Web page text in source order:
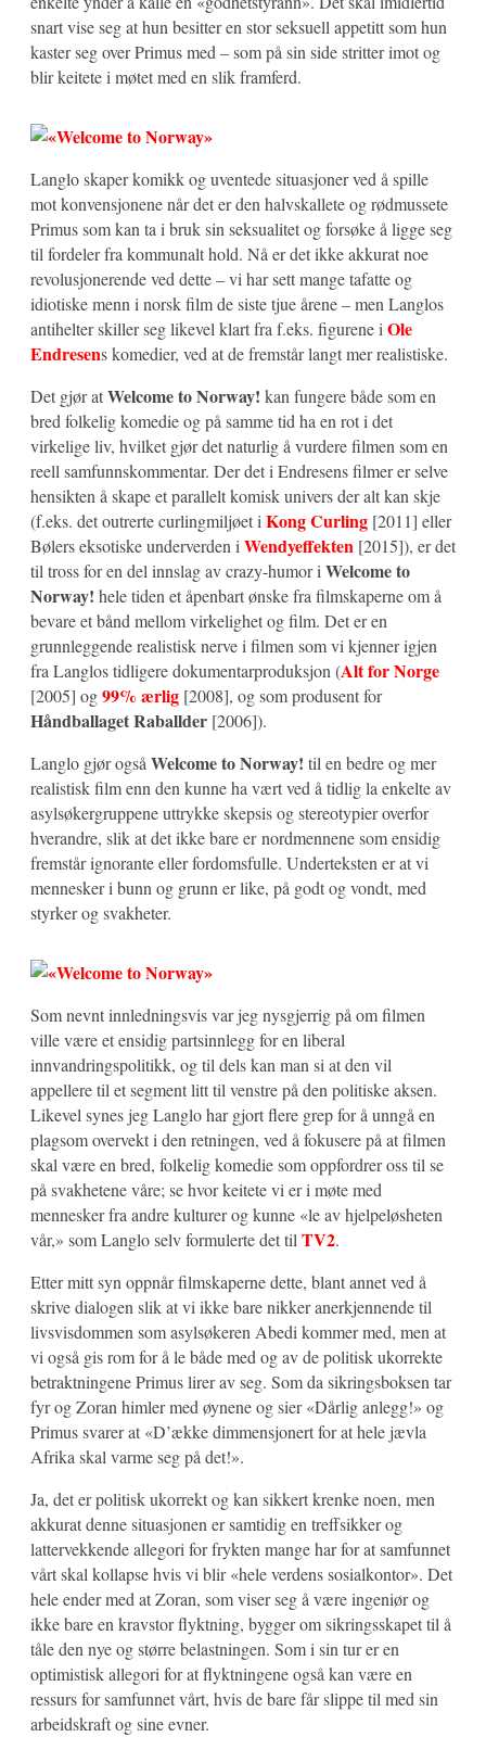
snart vise seg at hun besitter en stor seksuell appetitt som hun
kaster seg over Primus med – som på sin side stritter imot og
blir keitete i møtet med en slik framferd.
Langlo skaper komikk og uventede situasjoner ved å spille
mot konvensjonene når det er den halvskallete og rødmussete
Primus som kan ta i bruk sin seksualitet og forsøke å ligge seg
til fordeler fra kommunalt hold. Nå er det ikke akkurat noe
revolusjonerende ved dette – vi har sett mange tafatte og
idiotiske menn i norsk film de siste tjue årene – men Langlos
antihelter skiller seg likevel klart fra f.eks. figurene iOle
Endresens komedier, ved at de fremstår langt mer realistiske.
Det gjør atWelcome to Norway! kan fungere både som en
bred folkelig komedie og på samme tid ha en rot i det
virkelige liv, hvilket gjør det naturlig å vurdere filmen som en
reell samfunnskommentar. Der det i Endresens filmer er selve
hensikten å skape et parallelt komisk univers der alt kan skje
(f.eks. det outrerte curlingmiljøet iKong Curling [2011] eller
Bølers eksotiske underverden iWendyeffekten [2015]), er det
til tross for en del innslag av crazy-humor iWelcome to
Norway! hele tiden et åpenbart ønske fra filmskaperne om å
bevare et bånd mellom virkelighet og film. Det er en
grunnleggende realistisk nerve i filmen som vi kjenner igjen
fra Langlos tidligere dokumentarproduksjon (Alt for Norge
[2005] og99% ærlig [2008], og som produsent for
Håndballaget Raballder [2006]).
Langlo gjør ogsåWelcome to Norway! til en bedre og mer
realistisk film enn den kunne ha vært ved å tidlig la enkelte av
asylsøkergruppene uttrykke skepsis og stereotypier overfor
hverandre, slik at det ikke bare er nordmennene som ensidig
fremstår ignorante eller fordomsfulle. Underteksten er at vi
mennesker i bunn og grunn er like, på godt og vondt, med
styrker og svakheter.
Som nevnt innledningsvis var jeg nysgjerrig på om filmen
ville være et ensidig partsinnlegg for en liberal
innvandringspolitikk, og til dels kan man si at den vil
appellere til et segment litt til venstre på den politiske aksen.
Likevel synes jeg Langlo har gjort flere grep for å unngå en
plagsom overvekt i den retningen, ved å fokusere på at filmen
skal være en bred, folkelig komedie som oppfordrer oss til se
på svakhetene våre; se hvor keitete vi er i møte med
mennesker fra andre kulturer og kunne «le av hjelpeløsheten
vår,» som Langlo selv formulerte det tilTV2.
Etter mitt syn oppnår filmskaperne dette, blant annet ved å
skrive dialogen slik at vi ikke bare nikker anerkjennende til
livsvisdommen som asylsøkeren Abedi kommer med, men at
vi også gis rom for å le både med og av de politisk ukorrekte
betraktningene Primus lirer av seg. Som da sikringsboksen tar
fyr og Zoran himler med øynene og sier «Dårlig anlegg!» og
Primus svarer at «D’ække dimmensjonert for at hele jævla
Afrika skal varme seg på det!».
Ja, det er politisk ukorrekt og kan sikkert krenke noen, men
akkurat denne situasjonen er samtidig en treffsikker og
lattervekkende allegori for frykten mange har for at samfunnet
vårt skal kollapse hvis vi blir «hele verdens sosialkontor». Det
hele ender med at Zoran, som viser seg å være ingeniør og
ikke bare en kravstor flyktning, bygger om sikringsskapet til å
tåle den nye og større belastningen. Som i sin tur er en
optimistisk allegori for at flyktningene også kan være en
ressurs for samfunnet vårt, hvis de bare får slippe til med sin
arbeidskraft og sine evner.